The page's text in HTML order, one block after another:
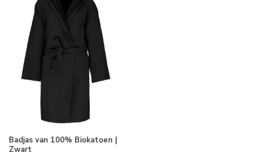
Badjas van 100% Biokatoen |
Zwart